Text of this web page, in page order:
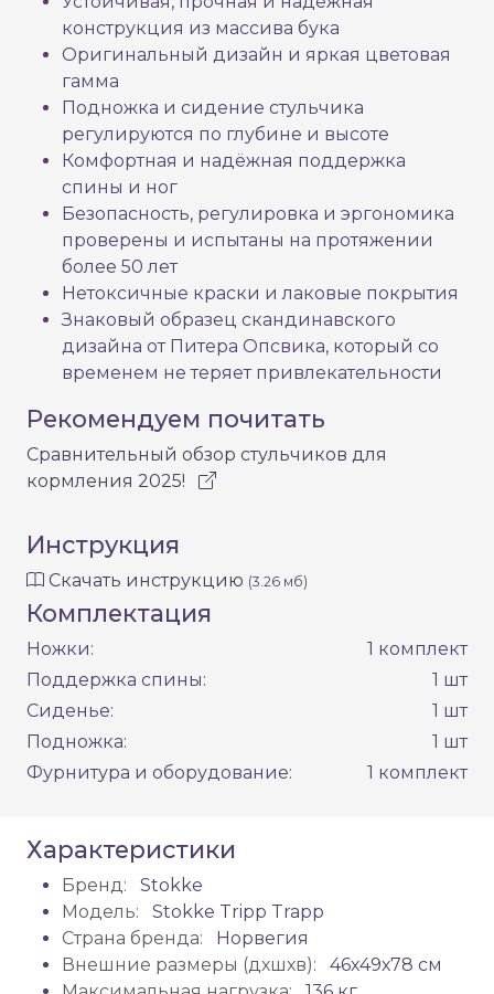
конструкция из массива бука
Оригинальный дизайн и яркая цветовая
гамма
Подножка и сидение стульчика
регулируются по глубине и высоте
Комфортная и надёжная поддержка
спины и ног
Безопасность, регулировка и эргономика
проверены и испытаны на протяжении
более 50 лет
Нетоксичные краски и лаковые покрытия
Знаковый образец скандинавского
дизайна от Питера Опсвика, который со
временем не теряет привлекательности
Рекомендуем почитать
Сравнительный обзор стульчиков для
кормления 2025!
Инструкция
Скачать инструкцию (3.26 мб)
Комплектация
Ножки:
1 комплект
Поддержка спины:
1 шт
Сиденье:
1 шт
Подножка:
1 шт
Фурнитура и оборудование:
1 комплект
Характеристики
Бренд:
Stokke
Модель:
Stokke Tripp Trapp
Страна бренда:
Норвегия
Внешние размеры (дхшхв):
46х49х78 см